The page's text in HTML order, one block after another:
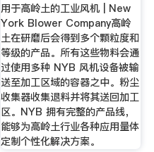
用于高岭土的工业风机 | New
York Blower Company高岭
土在研磨后会得到多个颗粒度和
等级的产品。所有这些物料会通
过使用多种 NYB 风机设备被输
送至加工区域的容器之中。粉尘
收集器收集退料并将其送回加工
区。NYB 拥有完整的产品线，
能够为高岭土行业各种应用量体
定制个性化解决方案。